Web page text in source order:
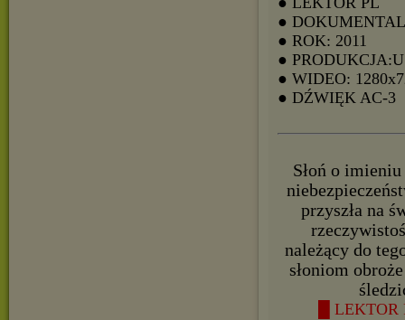
●
● ROK: 2011
●
● WIDEO:
● DŹWIĘK AC-3
Słoń o
przyszła na
należący do
słoniom
█